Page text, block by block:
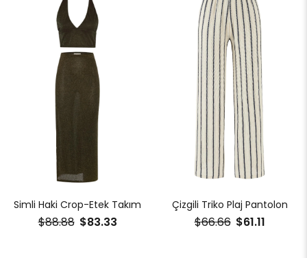
Simli Haki Crop-Etek Takım
$83.33
$88.88
Çizgili Triko Plaj Pantolon
$61.11
$66.66